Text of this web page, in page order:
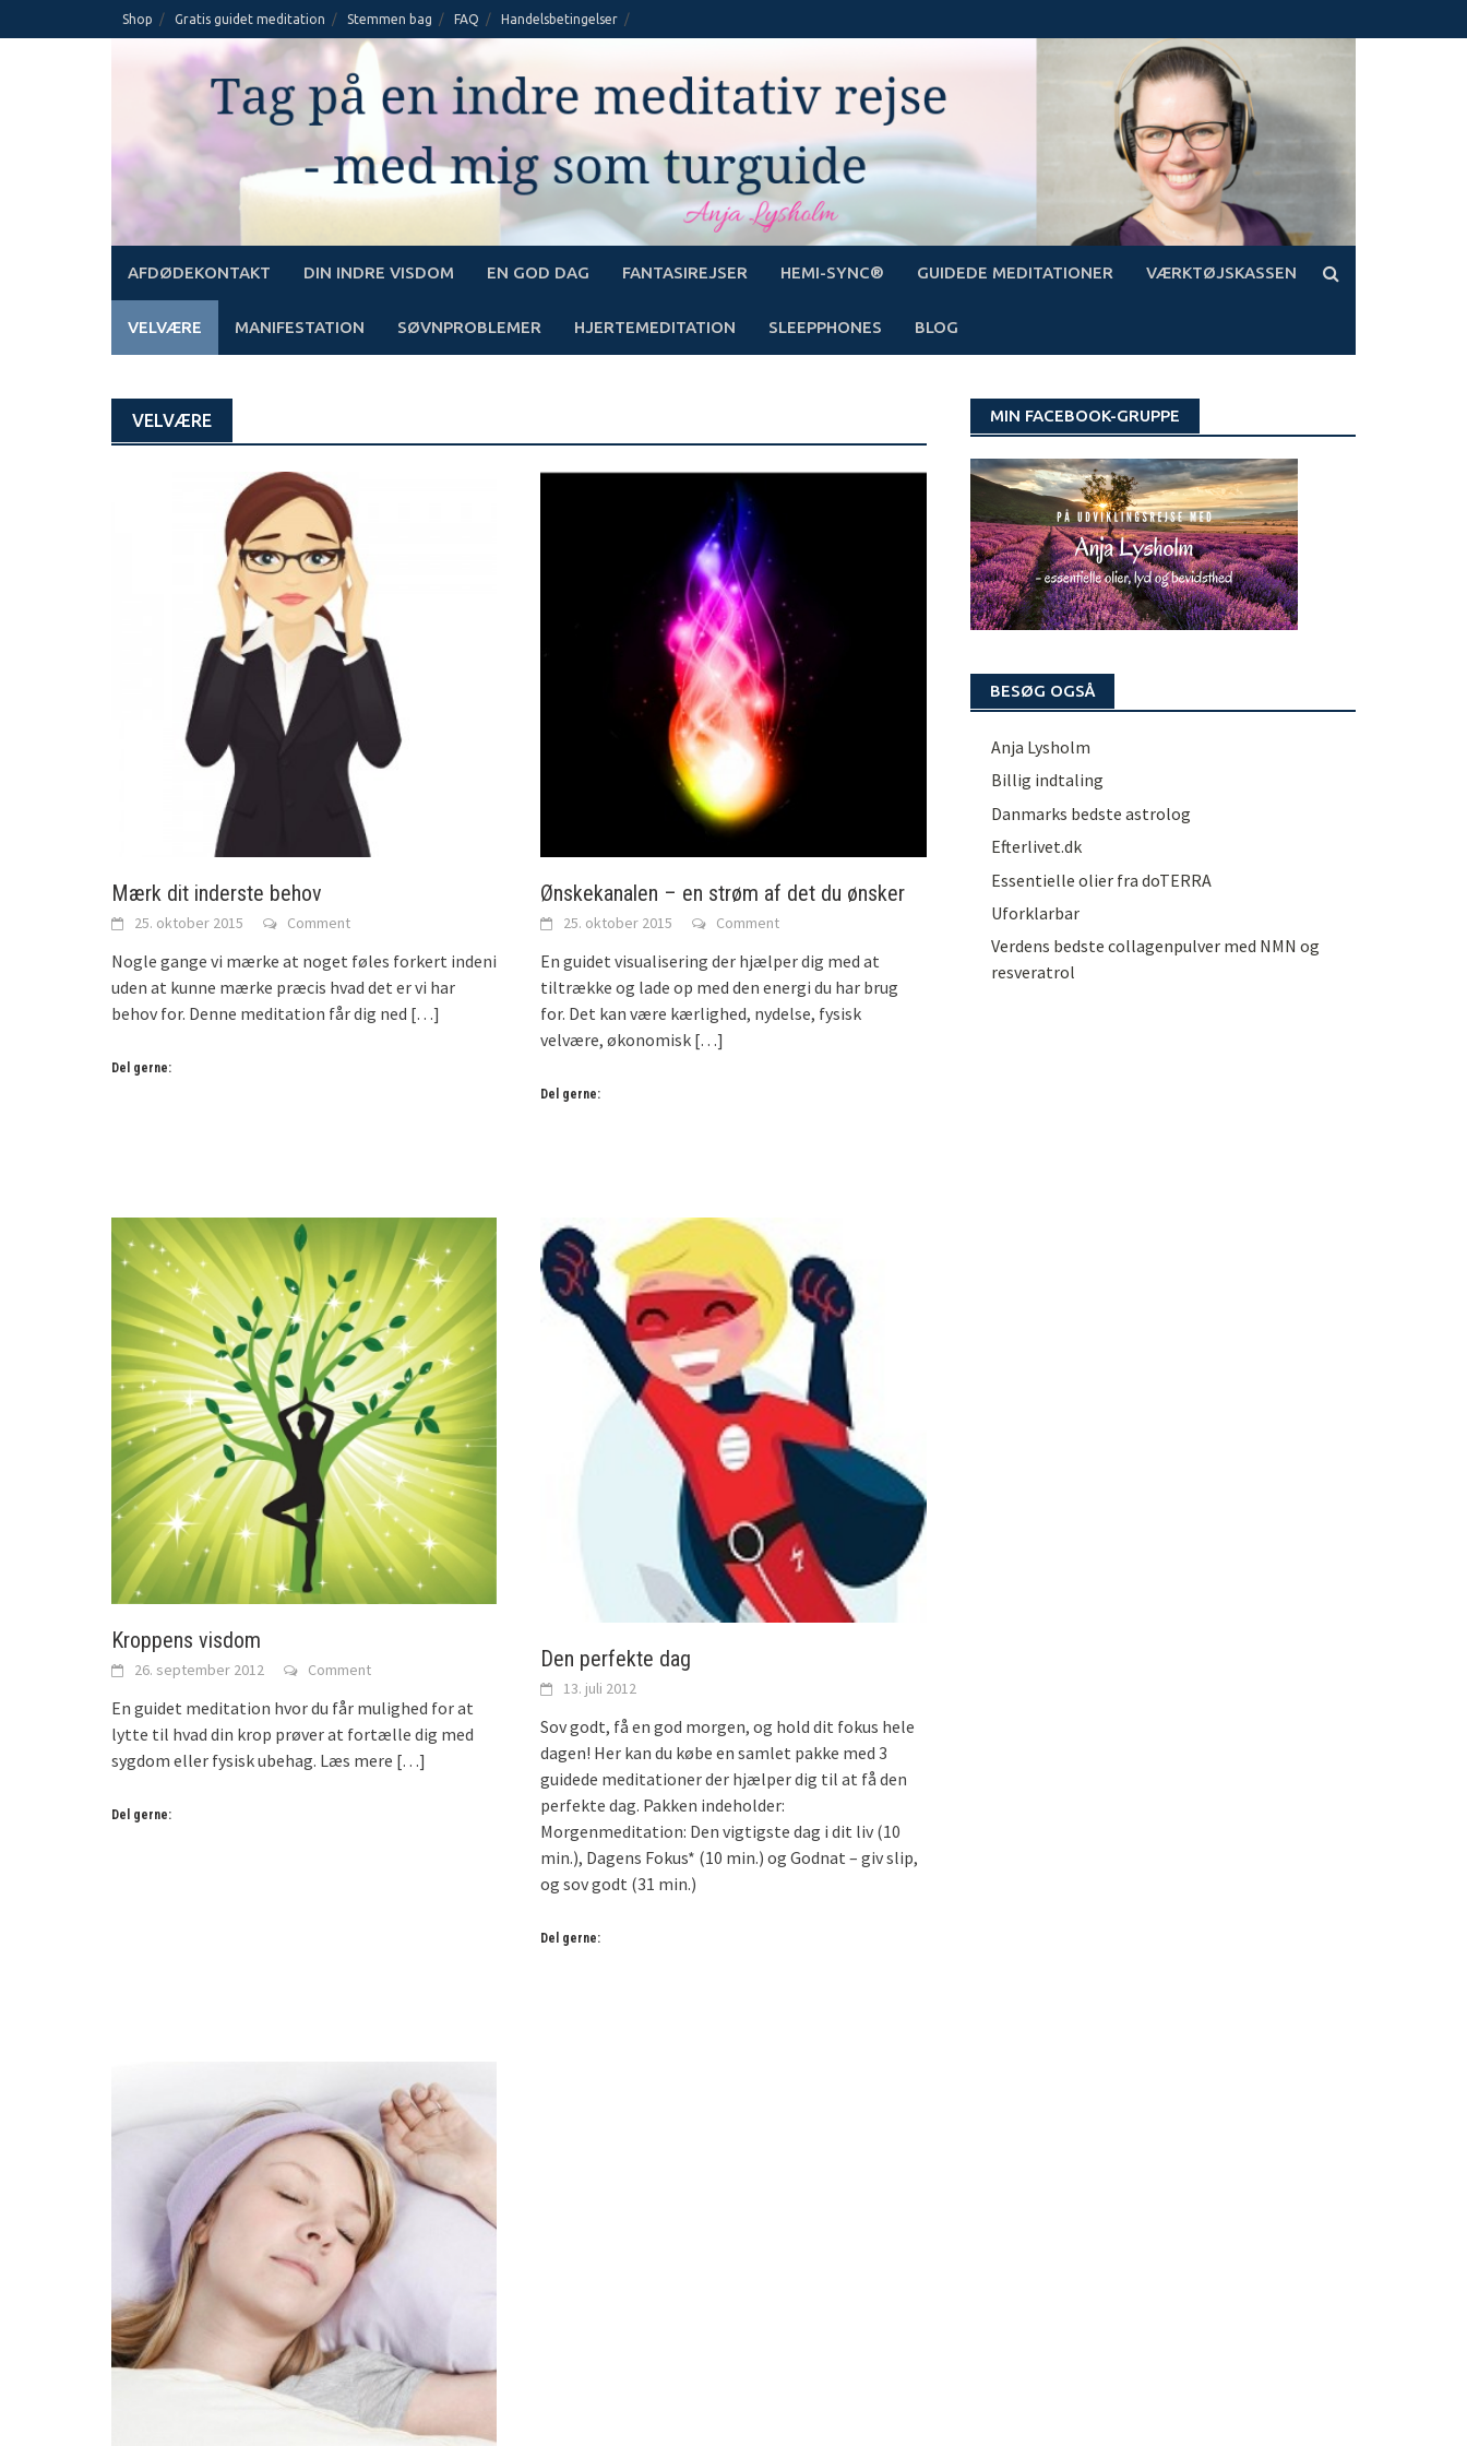
to
Shop Gratis guidet meditation Stemmen bag FAQ Handelsbetingelser
AFDØDEKONTAKT DIN INDRE VISDOM EN GOD DAG FANTASIREJSER HEMI-SYNC® GUIDEDE MEDITATIONER VÆRKTØJSKASSEN
VELVÆRE MANIFESTATION SØVNPROBLEMER HJERTEMEDITATION SLEEPPHONES BLOG
VELVÆRE
Mærk dit inderste behov
25. oktober 2015 Comment
Nogle gange vi mærke at noget føles forkert indeni
uden at kunne mærke præcis hvad det er vi har
behov for. Denne meditation får dig ned […]
Del gerne:
Ønskekanalen – en strøm af det du ønsker
25. oktober 2015 Comment
En guidet visualisering der hjælper dig med at
tiltrække og lade op med den energi du har brug
for. Det kan være kærlighed, nydelse, fysisk
velvære, økonomisk […]
Del gerne:
Kroppens visdom
26. september 2012 Comment
En guidet meditation hvor du får mulighed for at
lytte til hvad din krop prøver at fortælle dig med
sygdom eller fysisk ubehag. Læs mere […]
Del gerne:
Den perfekte dag
13. juli 2012
Sov godt, få en god morgen, og hold dit fokus hele
dagen! Her kan du købe en samlet pakke med 3
guidede meditationer der hjælper dig til at få den
perfekte dag. Pakken indeholder:
Morgenmeditation: Den vigtigste dag i dit liv (10
min.), Dagens Fokus* (10 min.) og Godnat – giv slip,
og sov godt (31 min.)
Del gerne:
MIN FACEBOOK-GRUPPE
BESØG OGSÅ
Anja Lysholm
Billig indtaling
Danmarks bedste astrolog
Efterlivet.dk
Essentielle olier fra doTERRA
Uforklarbar
Verdens bedste collagenpulver med NMN og
resveratrol